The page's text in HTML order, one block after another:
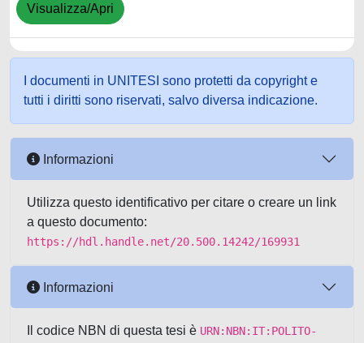
Visualizza/Apri
I documenti in UNITESI sono protetti da copyright e
tutti i diritti sono riservati, salvo diversa indicazione.
Informazioni
Utilizza questo identificativo per citare o creare un link
a questo documento:
https://hdl.handle.net/20.500.14242/169931
Informazioni
Il codice NBN di questa tesi è URN:NBN:IT:POLITO-